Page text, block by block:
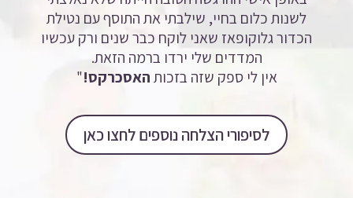
לשנות כלום בחיי, שילבתי את התוסף עם נטילת
הכדור גלוקופאז שאני לוקח כבר שנים ורק עכשיו
המדדים שלי ירדו ברמה הזאת.
אין לי ספק שזה בזכותהאסכרקס!"
לסיפורי הצלחה נוספים לחצו כאן